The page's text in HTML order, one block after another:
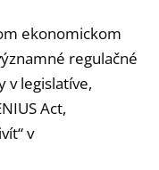
ekonomickom
regulačné
v legislatíve,
Act,
v